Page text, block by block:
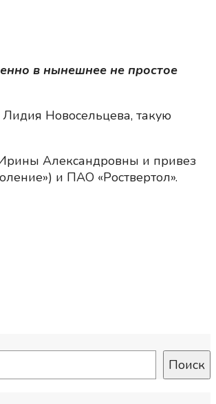
в нынешнее не простое
Новосельцева, такую
Александровны и привез
и ПАО «Роствертол».
Поиск